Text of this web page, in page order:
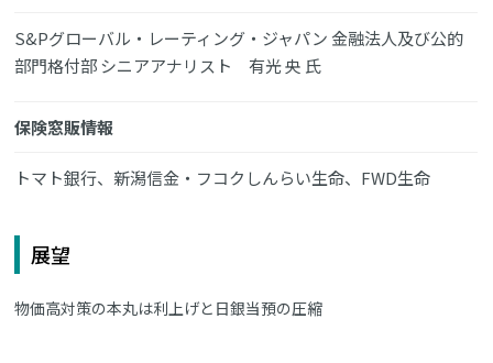
S&Pグローバル・レーティング・ジャパン 金融法人及び公的
部門格付部 シニアアナリスト 有光 央 氏
保険窓販情報
トマト銀行、新潟信金・フコクしんらい生命、FWD生命
展望
物価高対策の本丸は利上げと日銀当預の圧縮